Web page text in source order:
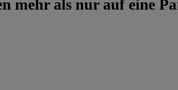
mehr als nur auf eine